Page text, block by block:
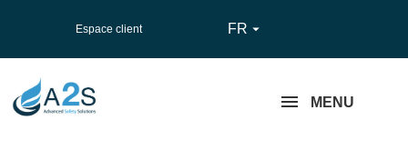
Espace client FR 
MENU